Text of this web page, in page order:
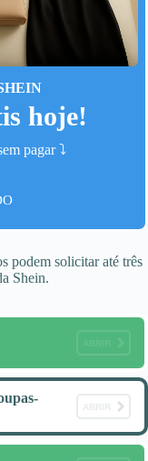
hoje!
pagar ⤵️
podem solicitar até três
Shein.